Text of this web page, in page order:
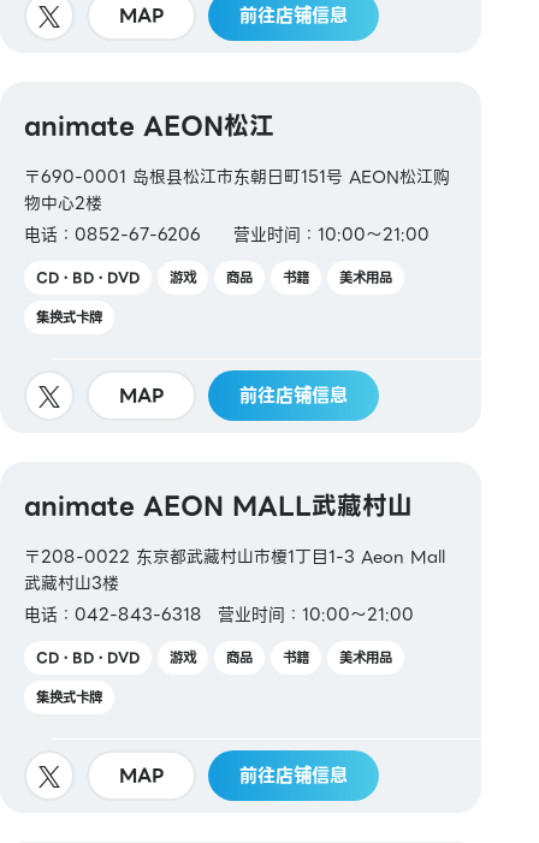
MAP 前往店铺信息
animate AEON松江
〒690-0001 岛根县松江市东朝日町151号 AEON松江购
物中心2楼
电话：0852-67-6206
营业时间：10:00～21:00
CD・BD・DVD 游戏 商品 书籍
美术用品
集换式卡牌
MAP 前往店铺信息
animate AEON MALL武藏村山
〒208-0022 东京都武藏村山市榎1丁目1-3 Aeon Mall
武藏村山3楼
电话：042-843-6318
营业时间：10:00～21:00
CD・BD・DVD 游戏 商品 书籍
美术用品
集换式卡牌
MAP 前往店铺信息